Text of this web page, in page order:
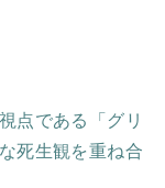
点である「グリ
死生観を重ね合